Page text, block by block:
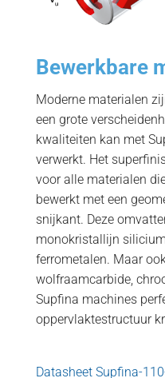
Bewerkbare
Moderne materialen
een grote
kwaliteiten kan met
verwerkt. Het
voor alle materialen
bewerkt met een
snijkant. Deze
monokristallijn
ferrometalen. Maar
wolfraamcarbide,
Supfina machines
oppervlaktestructuur
Datasheet Supfina-